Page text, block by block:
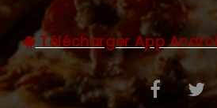
C.G.V
Télécharger App